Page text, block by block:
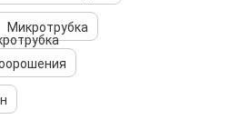
Микротрубка